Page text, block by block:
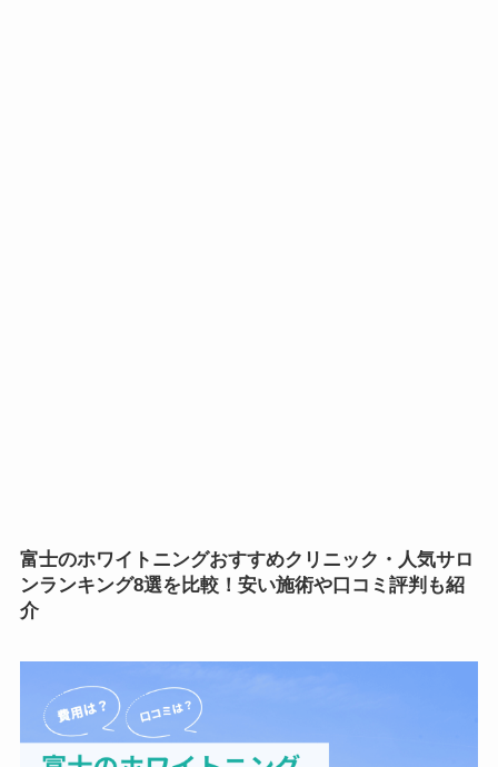
富士のホワイトニングおすすめクリニック・人気サロ
ンランキング8選を比較！安い施術や口コミ評判も紹
介